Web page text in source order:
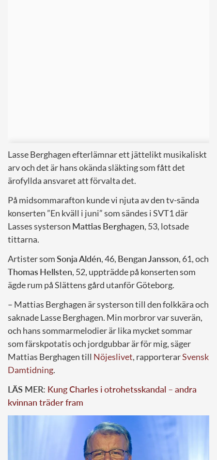
Lasse Berghagen efterlämnar ett jättelikt musikaliskt
arv och det är hans okända släkting som fått det
ärofyllda ansvaret att förvalta det.
På midsommarafton kunde vi njuta av den tv-sända
konserten ”En kväll i juni” som sändes i SVT1 där
Lasses systerson Mattias Berghagen, 53, lotsade
tittarna.
Artister somSonjaAldén, 46, BenganJansson, 61, och
Thomas Hellsten, 52, uppträdde på konserten som
ägde rum på Slättens gård utanför Göteborg.
– Mattias Berghagen är systerson till den folkkära och
saknade Lasse Berghagen. Min morbror var suverän,
och hans sommarmelodier är lika mycket sommar
som färskpotatis och jordgubbar är för mig, säger
Mattias Berghagen till Nöjeslivet, rapporterarSvensk
Damtidning.
LÄS MER: Kung Charles i otrohetsskandal – andra
kvinnan träder fram